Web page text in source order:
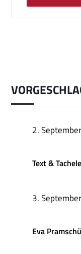
2.
Text &
3.
Eva